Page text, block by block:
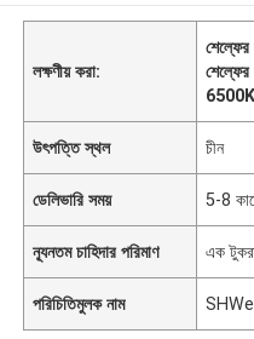
লক্ষণীয় করা:
6500K
উৎপত্তি স্থল চীন
ডেলিভারি সময় 5-8
ন্যূনতম চাহিদার পরিমাণ এক
পরিচিতিমুলক নাম